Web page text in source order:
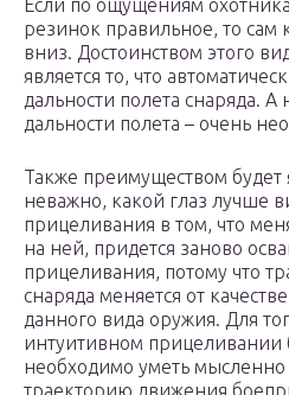
Если по ощущениям
резинок правильное, то сам
вниз. Достоинством этого
является то, что
дальности полета снаряда. А
дальности полета – очень
Также преимуществом будет
неважно, какой глаз лучше
прицеливания в том, что
на ней, придется заново
прицеливания, потому что
снаряда меняется от
данного вида оружия. Для
интуитивном
необходимо уметь мысленно
траекторию движения